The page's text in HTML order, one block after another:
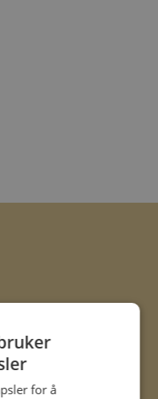
for å